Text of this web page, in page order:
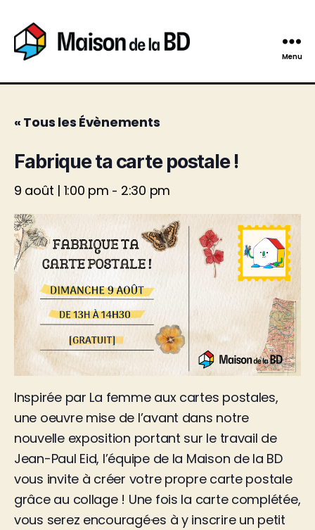
de
Menu
« Tous les Évènements
Fabrique ta carte postale !
9 août | 1:00 pm - 2:30 pm
Inspirée par La femme aux cartes postales,
une oeuvre mise de l’avant dans notre
nouvelle exposition portant sur le travail de
Jean-Paul Eid, l’équipe de la Maison de la BD
vous invite à créer votre propre carte postale
grâce au collage ! Une fois la carte complétée,
vous serez encouragé·es à y inscrire un petit